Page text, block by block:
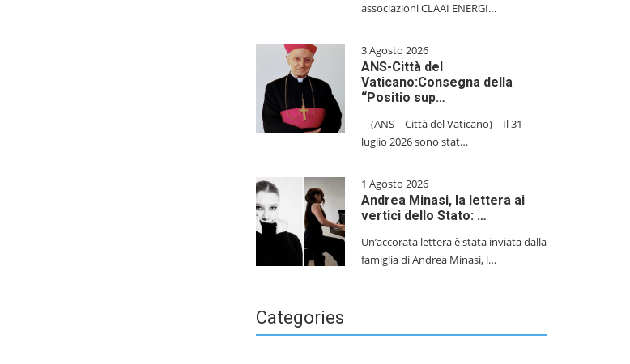
associazioni CLAAI ENERGI…
3 Agosto 2026
ANS-Città del
Vaticano:Consegna della
“Positio sup…
(ANS – Città del Vaticano) – Il 31
luglio 2026 sono stat…
1 Agosto 2026
Andrea Minasi, la lettera ai
vertici dello Stato: …
Un’accorata lettera è stata inviata dalla
famiglia di Andrea Minasi, l…
Categories